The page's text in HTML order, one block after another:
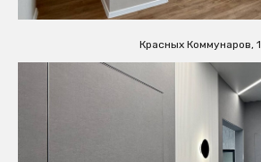
Красных Коммунаров, 1